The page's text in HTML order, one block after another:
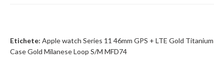
Etichete: Apple watch Series 11 46mm GPS + LTE Gold Titanium
Case Gold Milanese Loop S/M MFD74